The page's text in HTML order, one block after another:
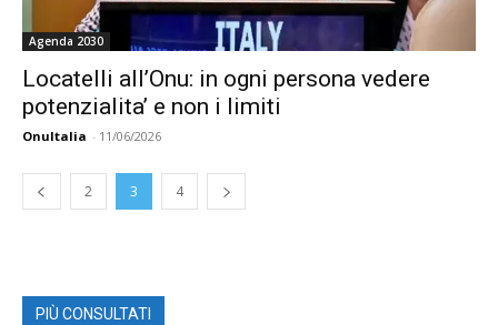
Agenda 2030
Locatelli all’Onu: in ogni persona vedere
potenzialita’ e non i limiti
OnuItalia - 11/06/2026
2 3 4
PIÙ CONSULTATI